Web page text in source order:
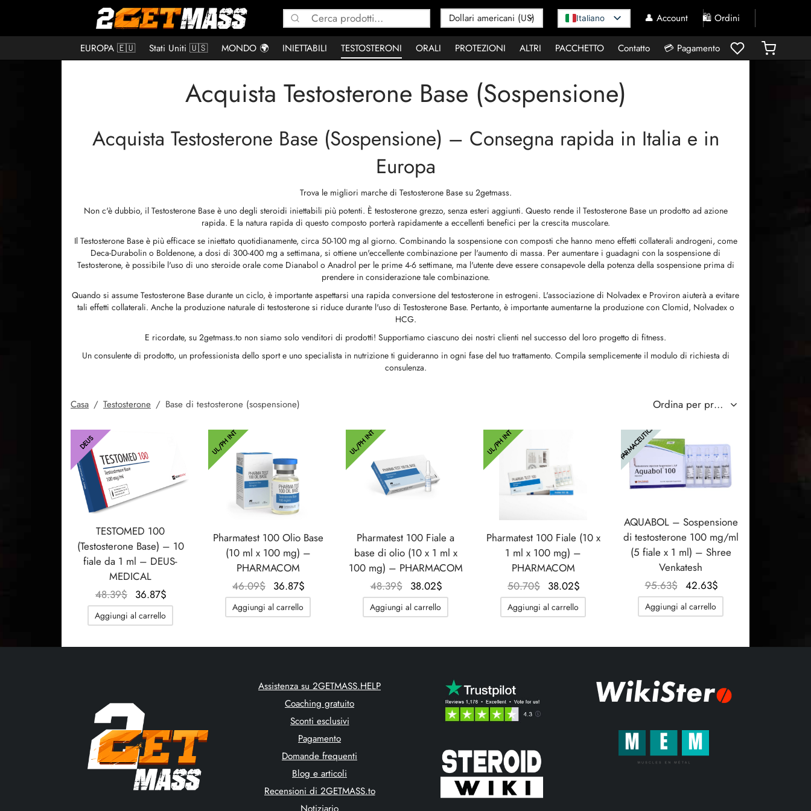
Cerca: Italiano 👤 Account 🛍️ Ordini
EUROPA 🇪🇺 Stati Uniti 🇺🇸 MONDO 🌍 INIETTABILI TESTOSTERONI ORALI PROTEZIONI ALTRI PACCHETTO Contatto 💳 Pagamento
Acquista Testosterone Base (Sospensione)
Acquista Testosterone Base (Sospensione) – Consegna rapida in Italia e in
Europa
Trova le migliori marche di Testosterone Base su 2getmass.
Non c'è dubbio, il Testosterone Base è uno degli steroidi iniettabili più potenti. È testosterone grezzo, senza esteri aggiunti. Questo rende il Testosterone Base un prodotto ad azione
rapida. E la natura rapida di questo composto porterà rapidamente a eccellenti benefici per la crescita muscolare.
Il Testosterone Base è più efficace se iniettato quotidianamente, circa 50-100 mg al giorno. Combinando la sospensione con composti che hanno meno effetti collaterali androgeni, come
Deca-Durabolin o Boldenone, a dosi di 300-400 mg a settimana, si ottiene un'eccellente combinazione per l'aumento di massa. Per aumentare i guadagni con la sospensione di
Testosterone, è possibile l'uso di uno steroide orale come Dianabol o Anadrol per le prime 4-6 settimane, ma l'utente deve essere consapevole della potenza della sospensione prima di
prendere in considerazione tale combinazione.
Quando si assume Testosterone Base durante un ciclo, è importante aspettarsi una rapida conversione del testosterone in estrogeni. L'associazione di Nolvadex e Proviron aiuterà a evitare
tali effetti collaterali. Anche la produzione naturale di testosterone si riduce durante l'uso di Testosterone Base. Pertanto, è importante aumentarne la produzione con Clomid, Nolvadex o
HCG.
E ricordate, su 2getmass.to non siamo solo venditori di prodotti! Supportiamo ciascuno dei nostri clienti nel successo del loro progetto di fitness.
Un consulente di prodotto, un professionista dello sport e uno specialista in nutrizione ti guideranno in ogni fase del tuo trattamento. Compila semplicemente il modulo di richiesta di
consulenza.
Casa / Testosterone / Base di testosterone (sospensione)
DEUS
TESTOMED 100
(Testosterone Base) – 10
fiale da 1 ml – DEUS-
MEDICAL
48.39$
Il
prezzo
originale
36.87$
prezzo
attuale
Aggiungi al carrello
UL/PH INT
Pharmatest 100 Olio Base
(10 ml x 100 mg) –
PHARMACOM
46.09$
Il
prezzo
originale
46.09$.
36.87$
prezzo
attuale
36.87$.
Aggiungi al carrello
UL/PH INT
Pharmatest 100 Fiale a
base di olio (10 x 1 ml x
100 mg) – PHARMACOM
48.39$
Il
prezzo
originale
48.39$.
38.02$
prezzo
attuale
38.02$.
Aggiungi al carrello
UL/PH INT
Pharmatest 100 Fiale (10 x
1 ml x 100 mg) –
PHARMACOM
50.70$
Il
prezzo
originale
50.70$.
38.02$
prezzo
attuale
38.02$.
Aggiungi al carrello
FARMACEUTICA
AQUABOL – Sospensione
di testosterone 100 mg/ml
(5 fiale x 1 ml) – Shree
Venkatesh
95.63$
Il
prezzo
originale
95.63$.
42.63$
prezzo
attuale
42.63$.
Aggiungi al carrello
Assistenza su 2GETMASS.HELP
Coaching gratuito
Sconti esclusivi
Pagamento
Domande frequenti
Blog e articoli
Recensioni di 2GETMASS.to